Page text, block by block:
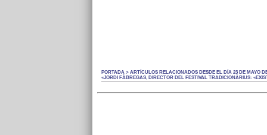
PORTADA > ARTÍCULOS RELACIONADOS DESDE EL DÍA 23 DE MAYO
«JORDI FÀBREGAS, DIRECTOR DEL FESTIVAL TRADICIONÀRIUS: